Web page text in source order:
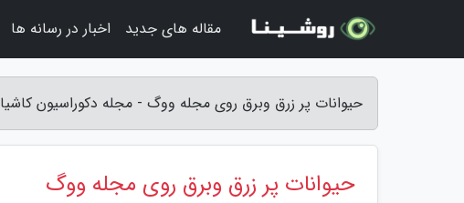
حیوانات پر زرق وبرق روی مجله ووگ - مجله دکوراسیون کاشیا
حیوانات پر زرق وبرق روی مجله ووگ
مقاله های جدید اخبار در رسانه ها